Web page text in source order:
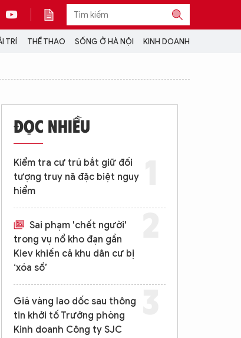
TRÍ THỂ THAO SỐNG Ở HÀ NỘI KINH DOANH
CỘNG TÁC VỚI ANTĐ
TRA CỨU XE
HOTLINE: 032 9907 579
ĐỌC NHIỀU
Kiểm tra cư trú bắt giữ đối
tượng truy nã đặc biệt nguy
hiểm
Sai phạm 'chết người'
trong vụ nổ kho đạn gần
Kiev khiến cả khu dân cư bị
‘xóa sổ’
Giá vàng lao dốc sau thông
tin khởi tố Trưởng phòng
Kinh doanh Công ty SJC